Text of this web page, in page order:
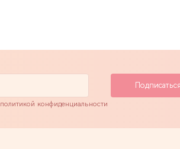
политикой конфиденциальности